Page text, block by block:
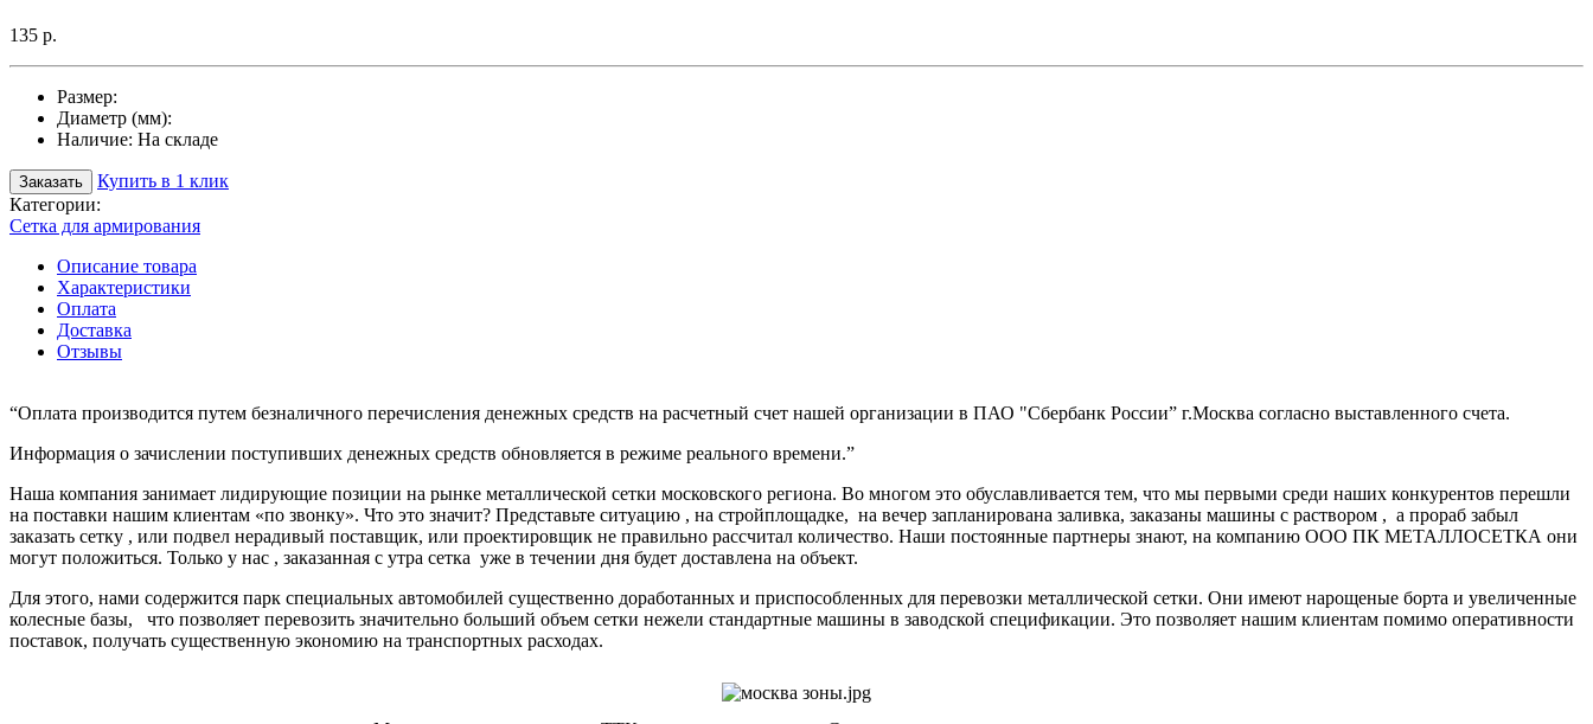
135 р.
Размер:
Диаметр (мм):
Наличие: На складе
Заказать
Купить в 1 клик
Категории:
Сетка для армирования
Описание товара
Характеристики
Оплата
Доставка
Отзывы
“Оплата производится путем безналичного перечисления денежных средств на расчетный счет нашей организации в ПАО "Сбербанк России” г.Москва согласно выставленного счета.
Информация о зачислении поступивших денежных средств обновляется в режиме реального времени.”
Наша компания занимает лидирующие позиции на рынке металлической сетки московского региона. Во многом это обуславливается тем, что мы первыми среди наших конкурентов перешли
на поставки нашим клиентам «по звонку». Что это значит? Представьте ситуацию , на стройплощадке, на вечер запланирована заливка, заказаны машины с раствором , а прораб забыл
заказать сетку , или подвел нерадивый поставщик, или проектировщик не правильно рассчитал количество. Наши постоянные партнеры знают, на компанию ООО ПК МЕТАЛЛОСЕТКА они
могут положиться. Только у нас , заказанная с утра сетка уже в течении дня будет доставлена на объект.
Для этого, нами содержится парк специальных автомобилей существенно доработанных и приспособленных для перевозки металлической сетки. Они имеют нарощеные борта и увеличенные
колесные базы, что позволяет перевозить значительно больший объем сетки нежели стандартные машины в заводской спецификации. Это позволяет нашим клиентам помимо оперативности
поставок, получать существенную экономию на транспортных расходах.